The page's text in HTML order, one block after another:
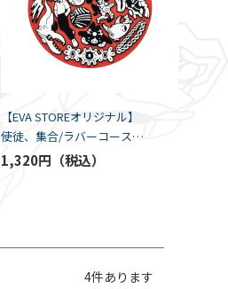
【EVA STOREオリジナル】
使徒、集合/ラバーコースタ
ー
1,320円
4件あります